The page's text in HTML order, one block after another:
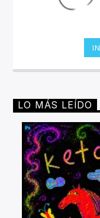
LO MÁS LEÍDO